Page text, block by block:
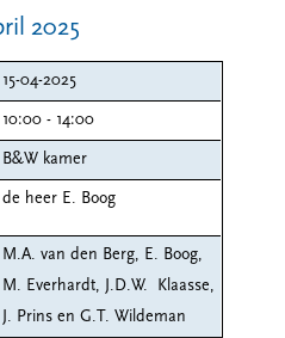
2025
15-04-2025
10:00 - 14:00
B&W kamer
de heer E. Boog
M.A. van den Berg, E. Boog,
M. Everhardt, J.D.W. Klaasse,
J. Prins en G.T. Wildeman